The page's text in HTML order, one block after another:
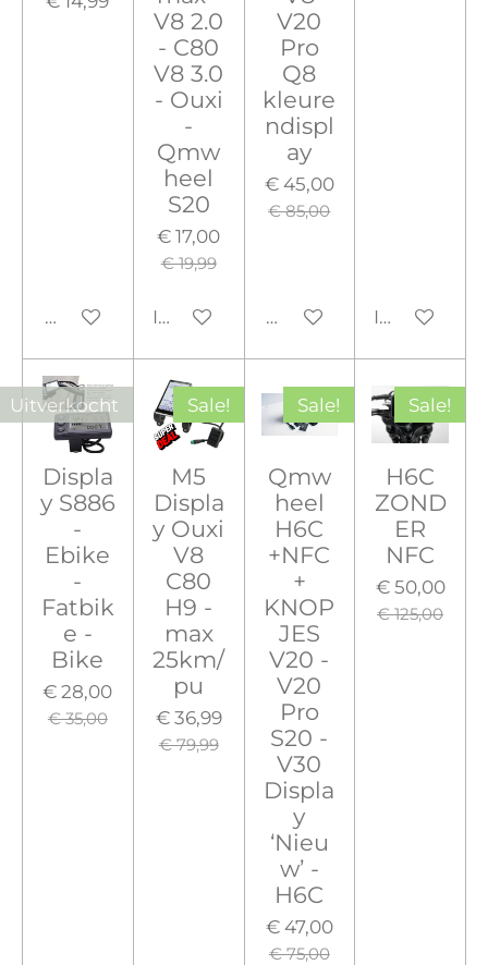
Houd mij op de hoogte
V8 2.0
- C80
V8 3.0
- Ouxi
-
Qmw
heel
S20
€ 17,00
€ 19,99
In winkelwagen
V20
Pro
Q8
kleure
ndispl
ay
€ 45,00
€ 85,00
Houd mij op de hoogte
In
Uitverkocht
Displa
y S886
-
Ebike
-
Fatbik
e -
Bike
€ 28,00
€ 35,00
Sale!
M5
Displa
y Ouxi
V8
C80
H9 -
max
25km/
pu
€ 36,99
€ 79,99
Sale!
Qmw
heel
H6C
+NFC
+
KNOP
JES
V20 -
V20
Pro
S20 -
V30
Displa
y
‘Nieu
w’ -
H6C
€ 47,00
€ 75,00
Sale!
H6C
ZOND
ER
NFC
€ 50,00
€ 125,00